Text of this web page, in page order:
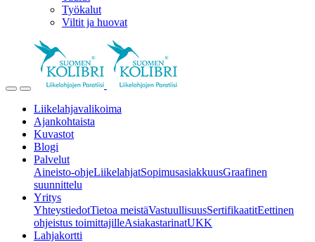
Työkalut
Viltit ja huovat
Liikelahjavalikoima
Ajankohtaista
Kuvastot
Blogi
Palvelut
Aineisto-ohjeLiikelahjatSopimusasiakkuusGraafinen
suunnittelu
Yritys
YhteystiedotTietoa meistäVastuullisuusSertifikaatitEettinen
ohjeistus toimittajilleAsiakastarinatUKK
Lahjakortti